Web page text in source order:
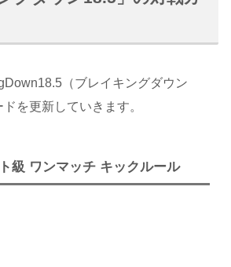
（ブレイキングダウン
を更新していきます。
級 ワンマッチ キックルール